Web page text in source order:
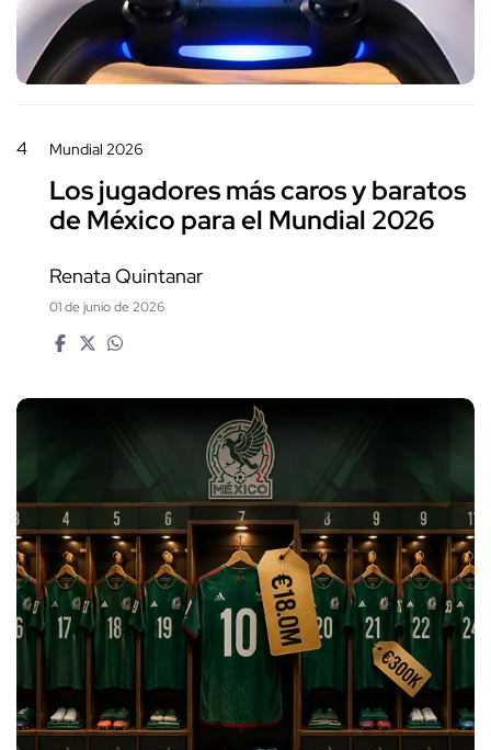
4 Mundial 2026
Los jugadores más caros y baratos
de México para el Mundial 2026
Renata Quintanar
01 de junio de 2026